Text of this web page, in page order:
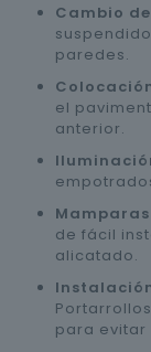
Cambio
paredes.
el
anterior.
de fácil
alicatado.
para